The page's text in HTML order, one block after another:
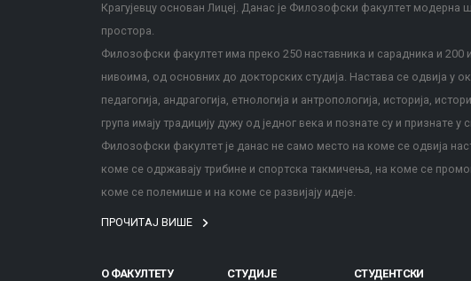
Крагујевцу основан Лицеј. Данас је Филозофски факултет
простора.
Филозофски факултет има преко 250 наставника и сарадника и
нивоима, од основних до докторских студија. Настава се одвија у
педагогија, андрагогија, етнологија и антропологија, историја,
група имају традицију дужу од једног века и познате су и признате у
Филозофски факултет је данас не само место на коме се одвија
коме се одржавају трибине и спортска такмичења, на коме се
коме се полемише и на коме се развијају идеје.
ПРОЧИТАЈ ВИШЕ
О ФАКУЛТЕТУ СТУДИЈЕ
СТУДЕНТСКИ